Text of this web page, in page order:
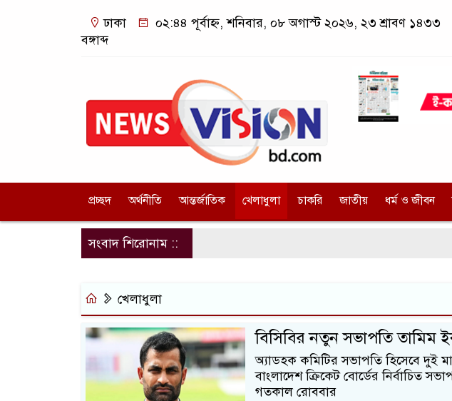
ঢাকা
০২:৪৪ পূর্বাহ্ন, শনিবার, ০৮ অগাস্ট ২০২৬, ২৩ শ্রাবণ ১৪৩৩
বঙ্গাব্দ
প্রচ্ছদ অর্থনীতি আন্তর্জাতিক খেলাধুলা চাকরি জাতীয় ধর্ম ও জীবন
সংবাদ শিরোনাম ::
খেলাধুলা
বিসিবির নতুন সভাপতি তামিম
অ্যাডহক কমিটির সভাপতি হিসেবে দুই
বাংলাদেশ ক্রিকেট বোর্ডের নির্বাচিত
গতকাল রোববার